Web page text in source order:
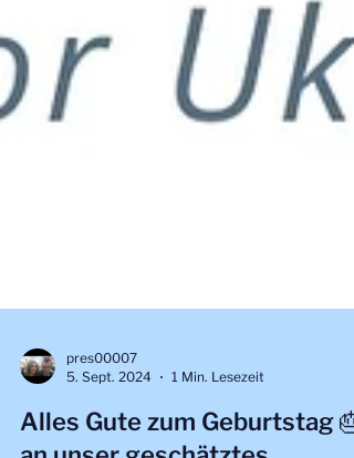
pres00007
5. Sept. 2024
1 Min. Lesezeit